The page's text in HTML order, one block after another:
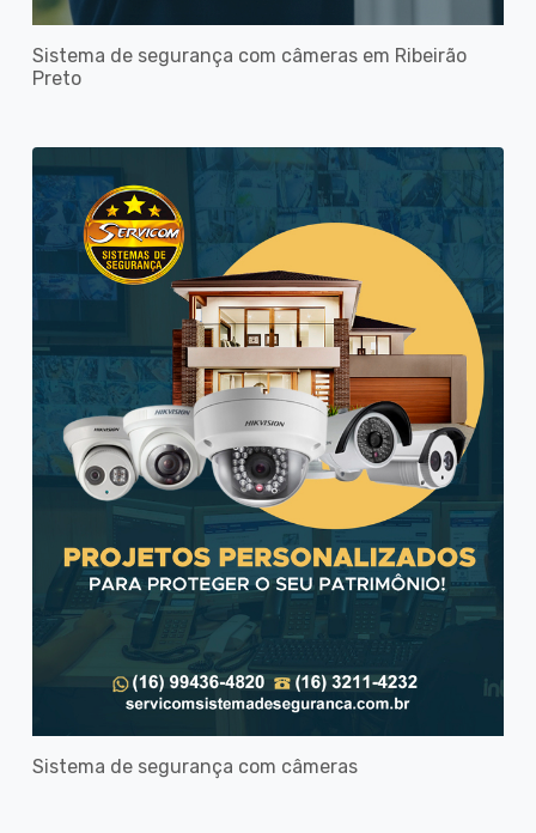
Sistema de segurança com câmeras em Ribeirão
Preto
Sistema de segurança com câmeras